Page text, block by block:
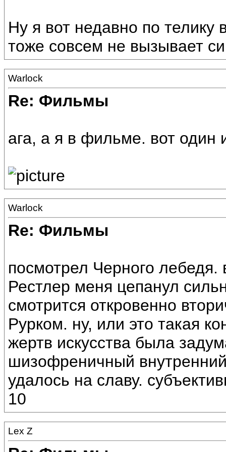
Ну я вот недавно по
тоже совсем не вызывает
Warlock
Re: Фильмы
ага, а я в фильме. вот один
Warlock
Re: Фильмы
посмотрел Черного
Рестлер меня цепанул
смотрится откровенно
Рурком. ну, или это такая
жертв искусства была
шизофреничный
удалось на славу.
10
Lex Z